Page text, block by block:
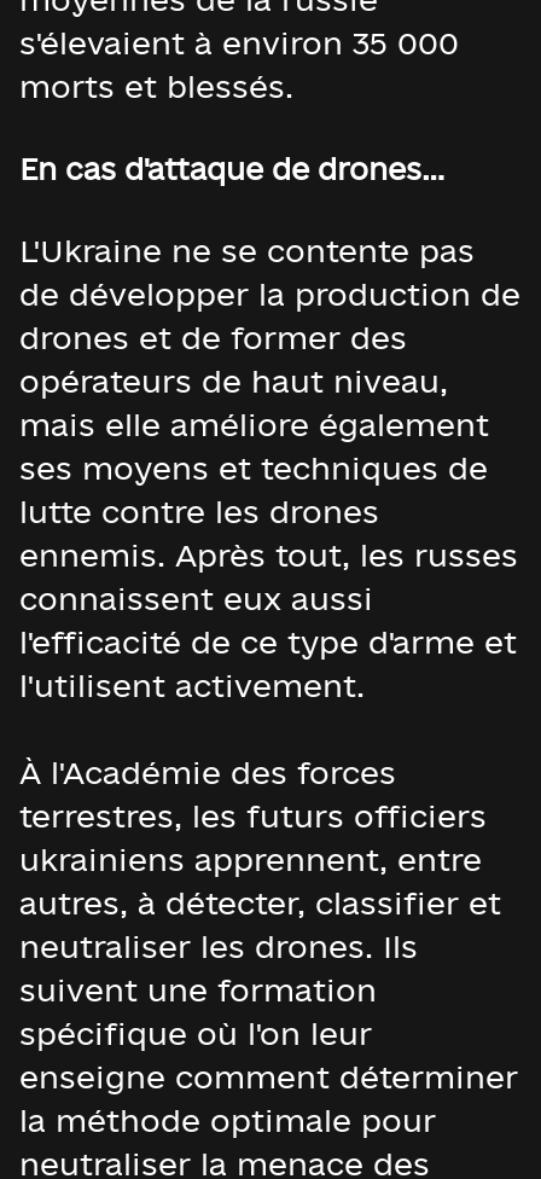
s'élevaient à environ 35 000
morts et blessés.
En cas d'attaque de drones…
L'Ukraine ne se contente pas
de développer la production de
drones et de former des
opérateurs de haut niveau,
mais elle améliore également
ses moyens et techniques de
lutte contre les drones
ennemis. Après tout, les russes
connaissent eux aussi
l'efficacité de ce type d'arme et
l'utilisent activement.
À l'Académie des forces
terrestres, les futurs officiers
ukrainiens apprennent, entre
autres, à détecter, classifier et
neutraliser les drones. Ils
suivent une formation
spécifique où l'on leur
enseigne comment déterminer
la méthode optimale pour
neutraliser la menace des